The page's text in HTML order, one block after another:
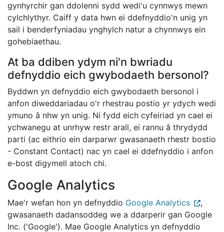
gynhyrchir gan ddolenni sydd wedi'u cynnwys mewn
cylchlythyr. Caiff y data hwn ei ddefnyddio'n unig yn
sail i benderfyniadau ynghylch natur a chynnwys ein
gohebiaethau.
At ba ddiben ydym ni'n bwriadu
defnyddio eich gwybodaeth bersonol?
Byddwn yn defnyddio eich gwybodaeth bersonol i
anfon diweddariadau o'r rhestrau postio yr ydych wedi
ymuno â nhw yn unig. Ni fydd eich cyfeiriad yn cael ei
ychwanegu at unrhyw restr arall, ei rannu â thrydydd
parti (ac eithrio ein darparwr gwasanaeth rhestr bostio
- Constant Contact) nac yn cael ei ddefnyddio i anfon
e-bost digymell atoch chi.
Google Analytics
Mae'r wefan hon yn defnyddio Google Analytics
,
gwasanaeth dadansoddeg we a ddarperir gan Google
Inc. ('Google'). Mae Google Analytics yn defnyddio